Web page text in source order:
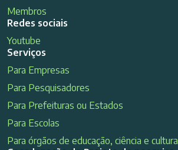
Membros
Redes sociais
Youtube
Serviços
Para Empresas
Para Pesquisadores
Para Prefeituras ou Estados
Para Escolas
Para órgãos de educação, ciência e cultura